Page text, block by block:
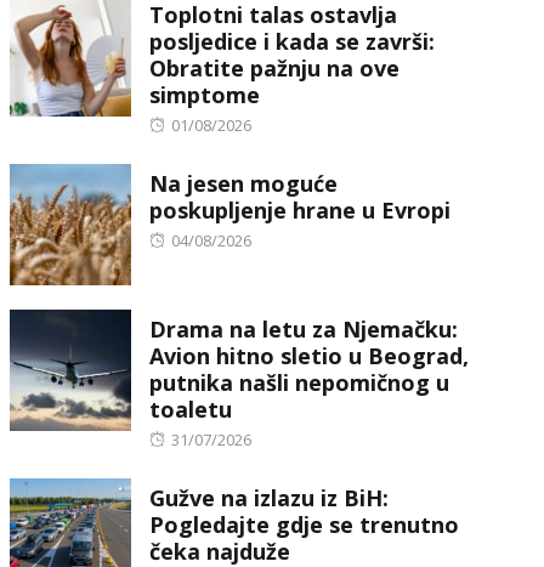
Toplotni talas ostavlja
posljedice i kada se završi:
Obratite pažnju na ove
simptome
Posted
01/08/2026
Na jesen moguće
poskupljenje hrane u Evropi
Posted
04/08/2026
Drama na letu za Njemačku:
Avion hitno sletio u Beograd,
putnika našli nepomičnog u
toaletu
Posted
31/07/2026
Gužve na izlazu iz BiH:
Pogledajte gdje se trenutno
čeka najduže